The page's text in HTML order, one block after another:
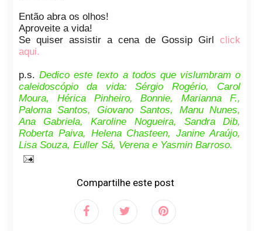
Então abra os olhos!
Aproveite a vida!
Se quiser assistir a cena de Gossip Girlclick
aqui.
p.s. Dedico este texto a todos que vislumbram o
caleidoscópio da vida: Sérgio Rogério, Carol
Moura, Hérica Pinheiro, Bonnie, Marianna F.,
Paloma Santos, Giovano Santos, Manu Nunes,
Ana Gabriela, Karoline Nogueira, Sandra Dib,
Roberta Paiva, Helena Chasteen, Janine Araújo,
Lisa Souza, Euller Sá, Verena e Yasmin Barroso.
Compartilhe este post